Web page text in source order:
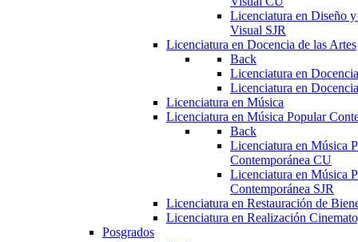
Licenciatura en Diseño
Visual SJR
Licenciatura en Docencia de las Artes
Back
Licenciatura en
Licenciatura en
Licenciatura en Música
Licenciatura en Música Popular
Back
Licenciatura en Música
Contemporánea CU
Licenciatura en Música
Contemporánea SJR
Licenciatura en Restauración de
Licenciatura en Realización
Posgrados